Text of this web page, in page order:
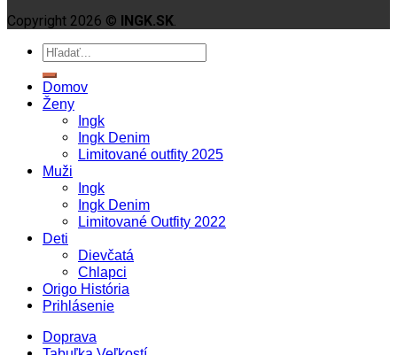
Copyright 2026 ©
INGK.SK.
Domov
Ženy
Ingk
Ingk Denim
Limitované outfity 2025
Muži
Ingk
Ingk Denim
Limitované Outfity 2022
Deti
Dievčatá
Chlapci
Origo História
Prihlásenie
Doprava